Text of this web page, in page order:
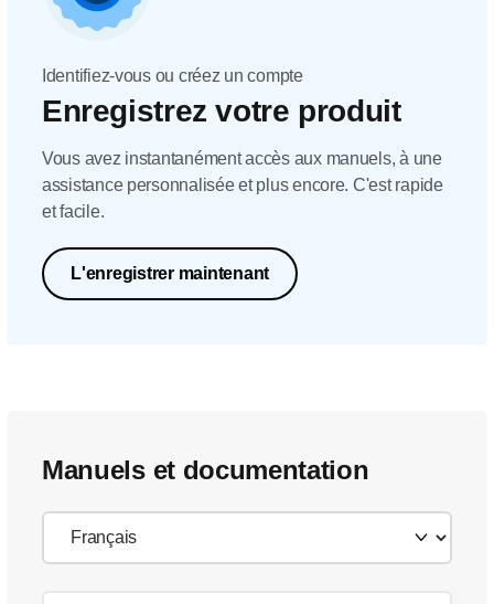
Identifiez-vous ou créez un compte
Enregistrez votre produit
Vous avez instantanément accès aux manuels, à une
assistance personnalisée et plus encore. C'est rapide
et facile.
L'enregistrer maintenant
Manuels et documentation